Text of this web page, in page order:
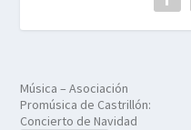
Música – Asociación
Promúsica de Castrillón:
Concierto de Navidad